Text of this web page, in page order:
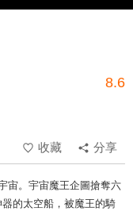
8.6
收藏
分享
宙。宇宙魔王企圖搶奪六
的太空船，被魔王的騎